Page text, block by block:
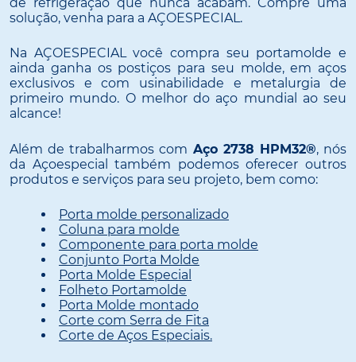
solução, venha para a AÇOESPECIAL.
Na AÇOESPECIAL você compra seu portamolde e
ainda ganha os postiços para seu molde, em aços
exclusivos e com usinabilidade e metalurgia de
primeiro mundo. O melhor do aço mundial ao seu
alcance!
Além de trabalharmos com Aço 2738 HPM32®, nós
da Açoespecial também podemos oferecer outros
produtos e serviços para seu projeto, bem como:
Porta molde personalizado
Coluna para molde
Componente para porta molde
Conjunto Porta Molde
Porta Molde Especial
Folheto Portamolde
Porta Molde montado
Corte com Serra de Fita
Corte de Aços Especiais.